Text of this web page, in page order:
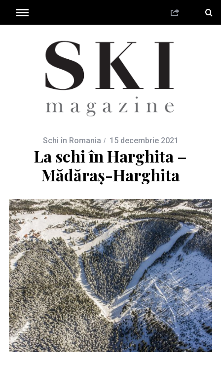
Schi în Romania 15 decembrie 2021
La schi în Harghita –
Mădăraș-Harghita